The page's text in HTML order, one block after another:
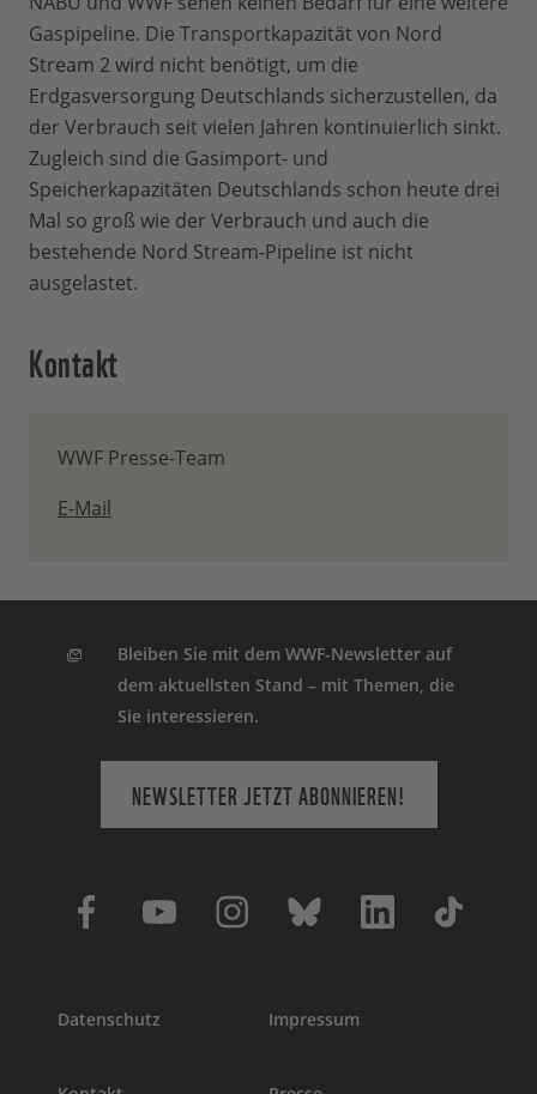
Gaspipeline. Die Transportkapazität von Nord
Stream 2 wird nicht benötigt, um die
Erdgasversorgung Deutschlands sicherzustellen, da
der Verbrauch seit vielen Jahren kontinuierlich sinkt.
Zugleich sind die Gasimport- und
Speicherkapazitäten Deutschlands schon heute drei
Mal so groß wie der Verbrauch und auch die
bestehende Nord Stream-Pipeline ist nicht
ausgelastet.
Kontakt
WWF Presse-Team
E-Mail
Bleiben Sie mit dem WWF-Newsletter auf
dem aktuellsten Stand – mit Themen, die
Sie interessieren.
NEWSLETTER JETZT ABONNIEREN!
Datenschutz Impressum